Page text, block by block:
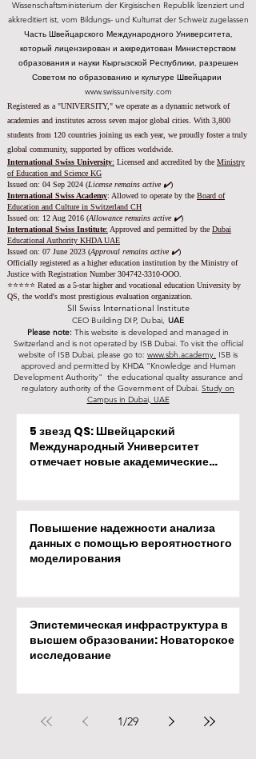
Wissenschaftsministerium der Kirgisischen Republik lizenziert und
akkreditiert ist, vom Bildungs- und Kulturrat der Schweiz zugelassen
Часть Швейцарского Международного Университета,
который лицензирован и аккредитован Министерством
образования и науки Кыргызской Республики, разрешен
Советом по образованию и культуре Швейцарии
www.swissuniversity.com
Registered as a "UNIVERSITY," we operate as a dynamic network of
academies and institutes across seven major global cities. With 3,800
students from 120 countries joining us each year, we proudly foster a truly
global community, supported by offices worldwide.
International Swiss University: Licensed and accredited by the Ministry
of Education and Science KG
Issued on: 04 Sep 2024 (License remains active ✔️)
International Swiss Academy: Allowed to operate by the Board of
Education and Culture in Switzerland CH
Issued on: 12 Aug 2016 (Allowance remains active ✔️)
International Swiss Institute: Approved and permitted by the Dubai
Educational Authority KHDA UAE
Issued on: 07 June 2023 (Approval remains active ✔️)
Officially registered as a higher education institution by the Ministry of
Justice with Registration Number304742-3310-OOO.
⭐️⭐️⭐️⭐️⭐️ Rated as a 5-star higher and vocational education University by
QS, the world's most prestigious evaluation organization.
SII Swiss International Institute
CEO Building DIP, Dubai, UAE
Please note: This website is developed and managed in
Switzerland and is not operated by ISB Dubai. To visit the official
website of ISB Dubai, please go to: www.sbh.academy. ISB is
approved and permitted by KHDA "Knowledge and Human
Development Authority" the educational quality assurance and
regulatory authority of the Government of Dubai. Study on
Campus in Dubai, UAE
5 звезд QS: Швейцарский
Международный Университет
отмечает новые академические
Повышение надежности анализа
данных с помощью вероятностного
моделирования
Эпистемическая инфраструктура в
высшем образовании: Новаторское
исследование
1/29